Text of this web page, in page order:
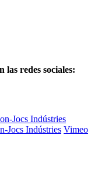
las redes sociales:
Jocs Indústries
Jocs Indústries Vimeo